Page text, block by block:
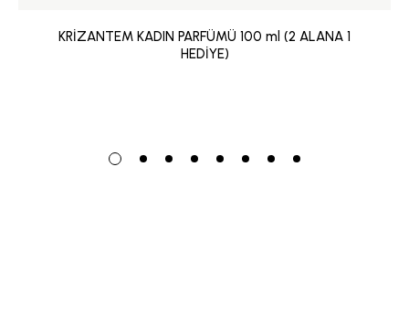
KRİZANTEM KADIN PARFÜMÜ 100 ml (2 ALANA 1
HEDİYE)